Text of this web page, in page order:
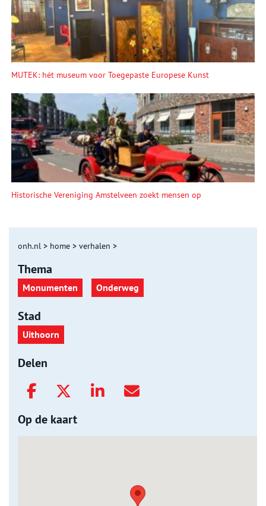
MUTEK: hét museum voor Toegepaste Europese Kunst
Historische Vereniging Amstelveen zoekt mensen op
onh.nl > home > verhalen >
Thema
Monumenten Onderweg
Stad
Uithoorn
Delen
Op de kaart